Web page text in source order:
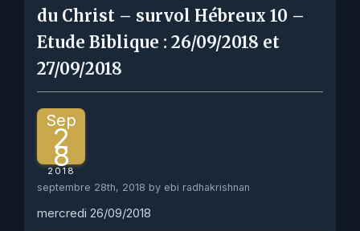
du Christ – survol Hébreux 10 –
Etude Biblique : 26/09/2018 et
27/09/2018
Sep
2
8
2018
septembre 28th, 2018 by ebi radhakrishnan
mercredi 26/09/2018